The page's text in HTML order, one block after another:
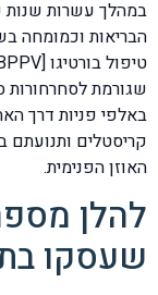
במהלך עשרות שנות
הבריאות וכמומחה
טיפול בורטיגו
שגורמת לסחרחורות
באלפי פניות דרך
קריסטלים
האוזן הפנימית.
להלן
שעסקו